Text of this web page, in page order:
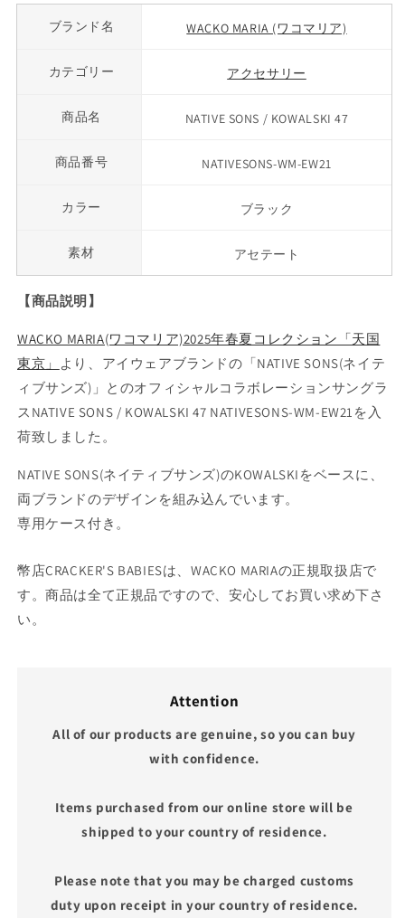
ブランド名 WACKO MARIA (ワコマリア)
カテゴリー アクセサリー
商品名 NATIVE SONS / KOWALSKI 47
商品番号 NATIVESONS-WM-EW21
カラー ブラック
素材 アセテート
【商品説明】
WACKO MARIA(ワコマリア)2025年春夏コレクション「天国
東京」
より、アイウェアブランドの「NATIVE SONS(ネイテ
ィブサンズ)」とのオフィシャルコラボレーションサングラ
スNATIVE SONS / KOWALSKI 47 NATIVESONS-WM-EW21を入
荷致しました。
NATIVE SONS(ネイティブサンズ)のKOWALSKIをベースに、
両ブランドのデザインを組み込んでいます。
専用ケース付き。
幣店CRACKER'S BABIESは、WACKO MARIAの正規取扱店で
す。商品は全て正規品ですので、安心してお買い求め下さ
い。
Attention
All of our products are genuine, so you can buy
with confidence.
Items purchased from our online store will be
shipped to your country of residence.
Please note that you may be charged customs
duty upon receipt in your country of residence.